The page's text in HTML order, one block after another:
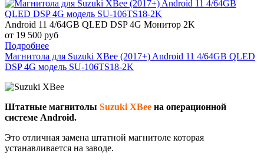
Android 11 4/64GB QLED DSP 4G Монитор 2K
от 19 500 руб
Подробнее
Магнитола для Suzuki XBee (2017+) Android 11 4/64GB QLED
DSP 4G модель SU-106TS18-2K
Штатные магнитолы Suzuki XBee на операционной
системе Android.
Это отличная замена штатной магнитоле которая
устанавливается на заводе.